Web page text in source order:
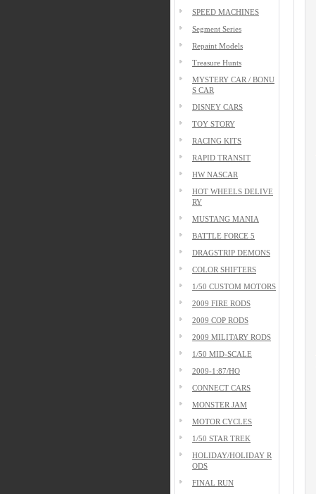
SPEED MACHINES
Segment Series
Repaint Models
Treasure Hunts
MYSTERY CAR / BONU
S CAR
DISNEY CARS
TOY STORY
RACING KITS
RAPID TRANSIT
HW NASCAR
HOT WHEELS DELIVE
RY
MUSTANG MANIA
BATTLE FORCE 5
DRAGSTRIP DEMONS
COLOR SHIFTERS
1/50 CUSTOM MOTORS
2009 FIRE RODS
2009 COP RODS
2009 MILITARY RODS
1/50 MID-SCALE
2009-1:87/HO
CONNECT CARS
MONSTER JAM
MOTOR CYCLES
1/50 STAR TREK
HOLIDAY/HOLIDAY R
ODS
FINAL RUN